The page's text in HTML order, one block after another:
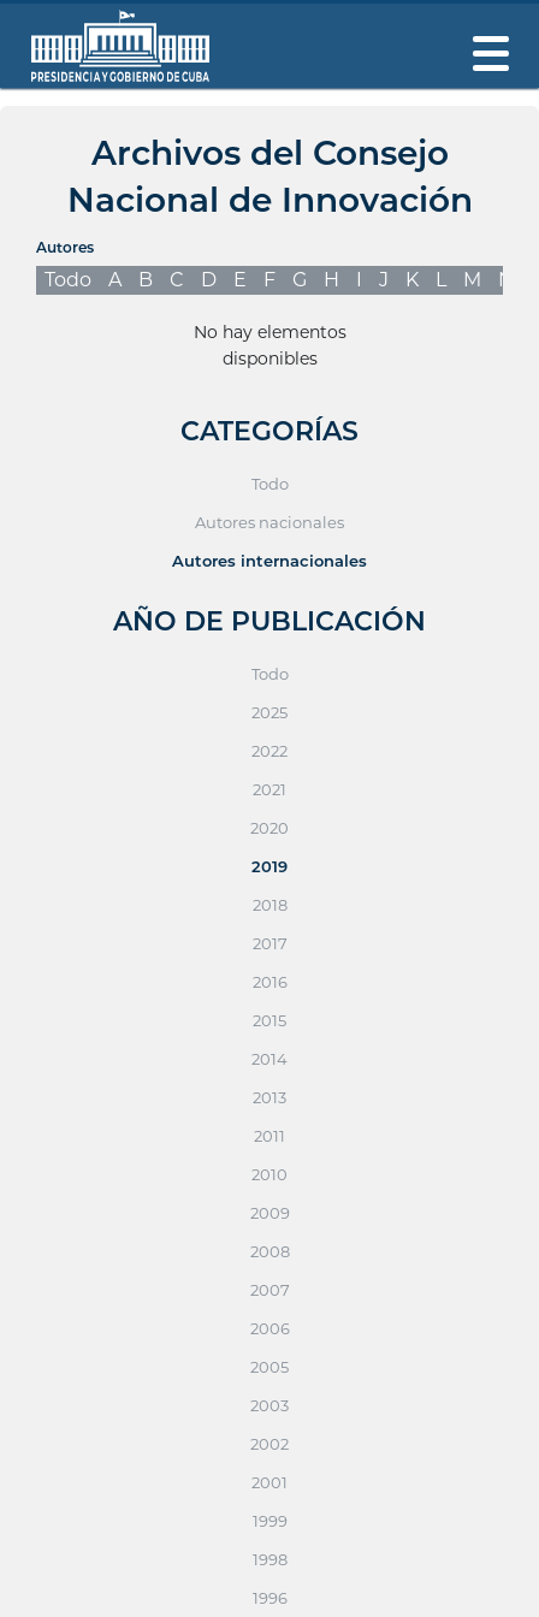
Archivos del Consejo
Nacional de Innovación
Autores
Todo A B C D E F G H I J K L M N
No hay elementos
disponibles
CATEGORÍAS
Todo
Autores nacionales
Autores internacionales
AÑO DE PUBLICACIÓN
Todo
2025
2022
2021
2020
2019
2018
2017
2016
2015
2014
2013
2011
2010
2009
2008
2007
2006
2005
2003
2002
2001
1999
1998
1996